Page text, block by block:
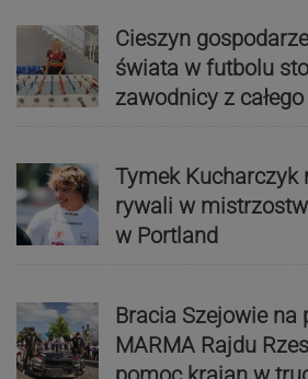
Cieszyn
świata w futbolu
zawodnicy z
Tymek Kucharczyk
rywali w
w Portland
Bracia Szejowie na
MARMA Rajdu